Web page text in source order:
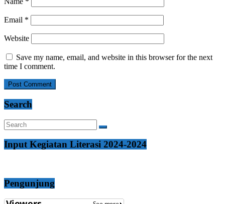
Email *
Website
Save my name, email, and website in this browser for the next
time I comment.
Search
Input Kegiatan Literasi 2024-2024
Pengunjung